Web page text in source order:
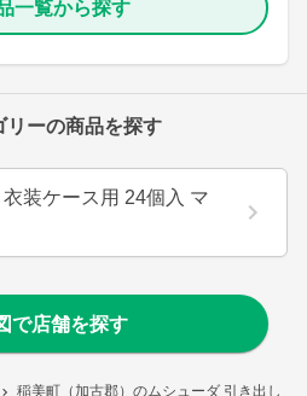
稲美町（加古郡）のムシューダ 引き出し・
一覧から探す
リーの商品を探す
装ケース用 24個入 マ
で店舗を探す